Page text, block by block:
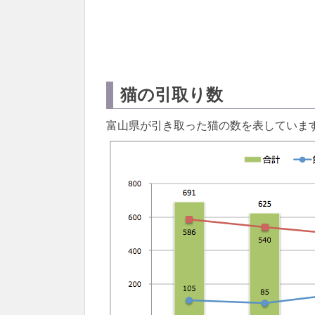
猫の引取り数
富山県が引き取った猫の数を表していま